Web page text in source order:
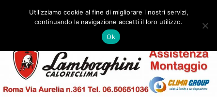
Caldaie
Lamborghini
Installazione
MENU
Utilizziamo cookie al fine di migliorare i nostri servizi,
continuando la navigazione accetti il loro utilizzo.
Ok